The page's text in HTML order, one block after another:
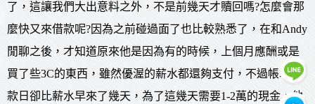
了，這讓我們大出意料之外，不是前幾天才贖回嗎?怎麼會那
麼快又來借款呢?因為之前碰過面了也比較熟悉了，在和Andy
閒聊之後，才知道原來他是因為有的時候，上個月應酬或是
買了些3C的東西，雖然優渥的薪水都還夠支付，不過帳單繳
款日卻比薪水早來了幾天，為了這幾天需要1-2萬的現金，他